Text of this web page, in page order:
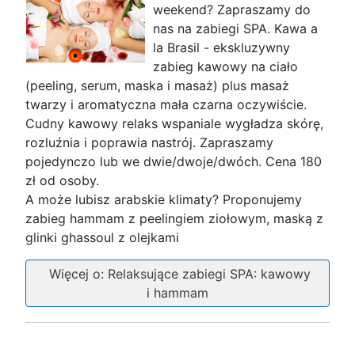
weekend? Zapraszamy do
nas na zabiegi SPA. Kawa a
la Brasil - ekskluzywny
zabieg kawowy na ciało
(peeling, serum, maska i masaż) plus masaż
twarzy i aromatyczna mała czarna oczywiście.
Cudny kawowy relaks wspaniale wygładza skórę,
rozluźnia i poprawia nastrój. Zapraszamy
pojedynczo lub we dwie/dwoje/dwóch. Cena 180
zł od osoby.
A może lubisz arabskie klimaty? Proponujemy
zabieg hammam z peelingiem ziołowym, maską z
glinki ghassoul z olejkami
Więcej o: Relaksujące zabiegi SPA: kawowy
i hammam